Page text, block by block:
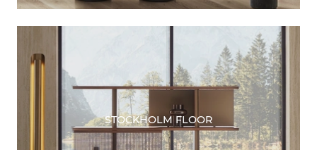
STOCKHOLM FLOOR